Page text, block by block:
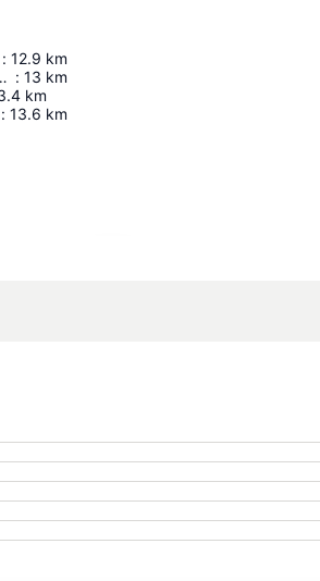
: 12.9 km
Exalumnos Capuchinos : 13 km
km
: 13.6 km